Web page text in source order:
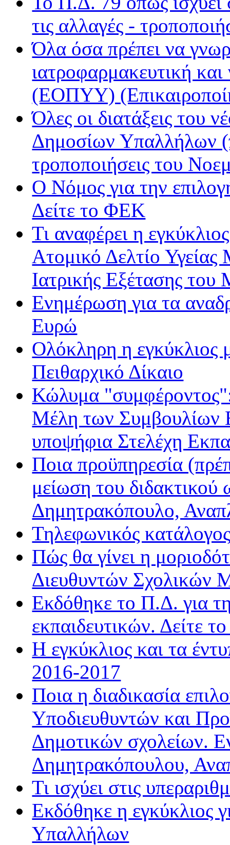
ΝΕΤ
Ράδιο Άστυ
Ρυθμός
τις αλλαγές -
Όλα όσα πρέπει να
ιατροφαρμακευτική
(ΕΟΠΥΥ)
Όλες οι διατάξεις του
Δημοσίων Υπαλλήλων
τροποποιήσεις του
Ο Νόμος για την
Δείτε το ΦΕΚ
Τι αναφέρει η
Ατομικό Δελτίο
Ιατρικής Εξέτασης
Ενημέρωση για τα
Ευρώ
Ολόκληρη η εγκύκλιος
Πειθαρχικό Δίκαιο
Κώλυμα "συμφέροντος":
Μέλη των Συμβουλίων
υποψήφια Στελέχη
Ποια προϋπηρεσία
μείωση του
Δημητρακόπουλο,
Τηλεφωνικός
Πώς θα γίνει η
Διευθυντών Σχολικών
Εκδόθηκε το Π.Δ. για
εκπαιδευτικών. Δείτε
Η εγκύκλιος και τα
2016-2017
Ποια η διαδικασία
Υποδιευθυντών και
Δημοτικών σχολείων.
Δημητρακόπουλου,
Τι ισχύει στις
Εκδόθηκε η εγκύκλιος
Υπαλλήλων